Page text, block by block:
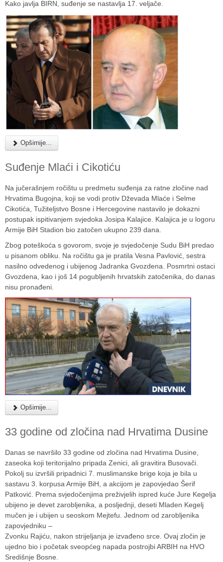
Kako javlja BIRN, suđenje se nastavlja 17. veljače.
Opširnije...
Suđenje Mlaći i Cikotiću
Na jučerašnjem ročištu u predmetu suđenja za ratne zločine nad
Hrvatima Bugojna, koji se vodi protiv Dževada Mlaće i Selme
Cikotića, Tužiteljstvo Bosne i Hercegovine nastavilo je dokazni
postupak ispitivanjem svjedoka Josipa Kalajice. Kalajica je u logoru
Armije BiH Stadion bio zatočen ukupno 239 dana.
Zbog poteškoća s govorom, svoje je svjedočenje Sudu BiH predao
u pisanom obliku. Na ročištu ga je pratila Vesna Pavlović, sestra
nasilno odvedenog i ubijenog Jadranka Gvozdena. Posmrtni ostaci
Gvozdena, kao i još 14 pogubljenih hrvatskih zatočenika, do danas
nisu pronađeni.
Opširnije...
33 godine od zločina nad Hrvatima Dusine
Danas se navršilo 33 godine od zločina nad Hrvatima Dusine,
zaseoka koji teritorijalno pripada Zenici, ali gravitira Busovači.
Pokolj su izvršili pripadnici 7. muslimanske brige koja je bila u
sastavu 3. korpusa Armije BiH, a akcijom je zapovjedao Šerif
Patković. Prema svjedočenjima preživjelih ispred kuće Jure Kegelja
ubijeno je devet zarobljenika, a posljednji, deseti Mladen Kegelj
mučen je i ubijen u seoskom Mejtefu. Jednom od zarobljenika
zapovjedniku –
Zvonku Rajiću, nakon strijeljanja je izvađeno srce. Ovaj zločin je
ujedno bio i početak sveopćeg napada postrojbi ARBIH na HVO
Središnje Bosne.